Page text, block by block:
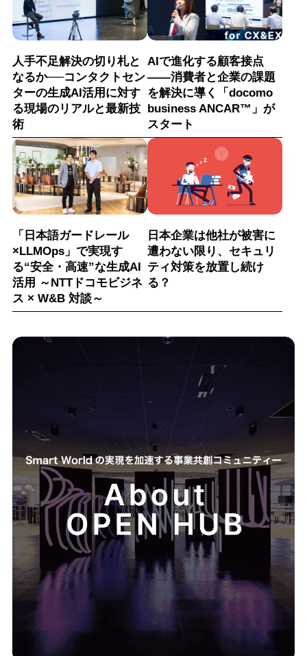
人手不足解決の切り札と
なるか──コンタクトセン
ターの生成AI活用に対す
る現場のリアルと最新技
術
AIで進化する顧客接点
――消費者と企業の課題
を解決に導く「docomo
business ANCAR™」が
スタート
「日本語ガードレール
×LLMOps」で実現す
る“安全・高速”な生成AI
活用 ～NTTドコモビジネ
ス × W&B 対談～
日本企業は他社が被害に
遭わない限り、セキュリ
ティ対策を放置し続け
る？